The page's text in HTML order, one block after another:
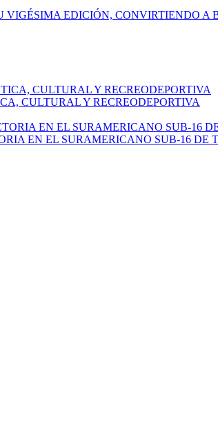
EDICIÓN, CONVIRTIENDO A
CULTURAL Y RECREODEPORTIVA
EN EL SURAMERICANO SUB-16 DE